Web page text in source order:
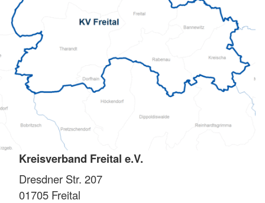
Kreisverband Freital e.V.
Dresdner Str. 207
01705 Freital